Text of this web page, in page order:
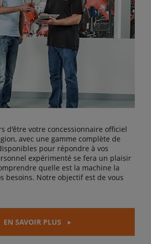
d'être votre concessionnaire officiel
avec une gamme complète de
pour répondre à vos
expérimenté se fera un plaisir
quelle est la machine la
besoins. Notre objectif est de vous
EN SAVOIR PLUS